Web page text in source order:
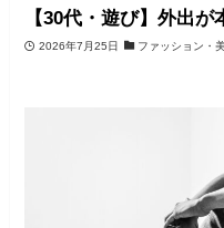
【30代・遊び】外出
2026年7月25日 ファッション・